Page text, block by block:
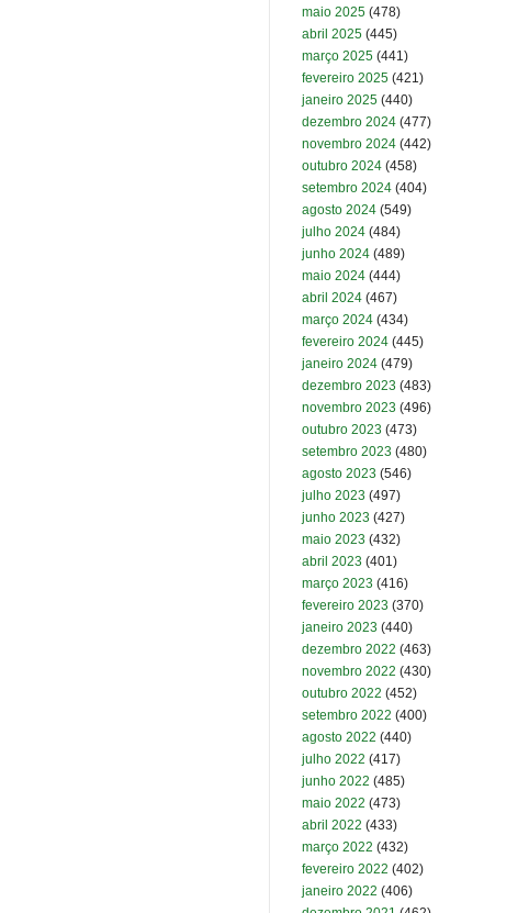
maio 2025 (478)
abril 2025 (445)
março 2025 (441)
fevereiro 2025 (421)
janeiro 2025 (440)
dezembro 2024 (477)
novembro 2024 (442)
outubro 2024 (458)
setembro 2024 (404)
agosto 2024 (549)
julho 2024 (484)
junho 2024 (489)
maio 2024 (444)
abril 2024 (467)
março 2024 (434)
fevereiro 2024 (445)
janeiro 2024 (479)
dezembro 2023 (483)
novembro 2023 (496)
outubro 2023 (473)
setembro 2023 (480)
agosto 2023 (546)
julho 2023 (497)
junho 2023 (427)
maio 2023 (432)
abril 2023 (401)
março 2023 (416)
fevereiro 2023 (370)
janeiro 2023 (440)
dezembro 2022 (463)
novembro 2022 (430)
outubro 2022 (452)
setembro 2022 (400)
agosto 2022 (440)
julho 2022 (417)
junho 2022 (485)
maio 2022 (473)
abril 2022 (433)
março 2022 (432)
fevereiro 2022 (402)
janeiro 2022 (406)